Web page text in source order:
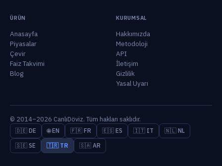
ÜRÜN
Anasayfa
Piyasalar
Çevir
Faiz Takvimi
Blog
KURUMSAL
Hakkımızda
Metodoloji
API
İletişim
Gizlilik
Yasal Uyarı
© 2014–2026 CanlıDöviz. Tüm hakları saklıdır.
🇩🇪 DE 🌐 EN 🇫🇷 FR 🇪🇸 ES 🇮🇹 IT
🇳🇱 NL
🇸🇪 SE
🇹🇷 TR 🇸🇦 AR